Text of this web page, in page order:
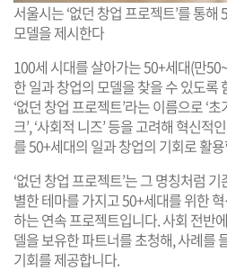
서울시는 ‘없던 창업 프로젝트’를 통
모델을 제시한다
100세 시대를 살아가는 50+세대(만
한 일과 창업의 모델을 찾을 수 있도록
‘없던 창업 프로젝트’라는 이름으로 ‘
크’, ‘사회적 니즈’ 등을 고려해 혁신
를 50+세대의 일과 창업의 기회로 활
‘없던 창업 프로젝트’는 그 명칭처럼
별한 테마를 가지고 50+세대를 위한
하는 연속 프로젝트입니다. 사회 전반
델을 보유한 파트너를 초청해, 사례를
기회를 제공합니다.